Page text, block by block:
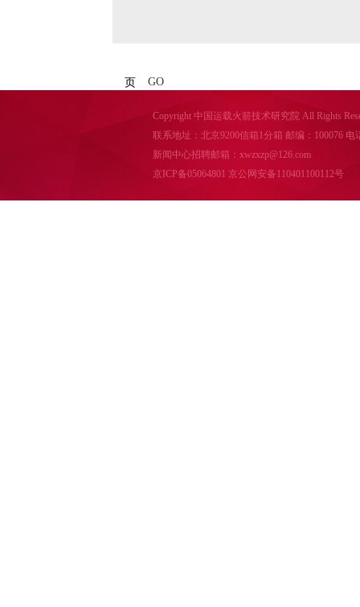
页 GO
Copyright 中国运载火箭技术研究院 All Rights
联系地址：北京9200信箱1分箱 邮编：100076 电
新闻中心招聘邮箱：xwzxzp@126.com
京ICP备05064801 京公网安备110401100112号